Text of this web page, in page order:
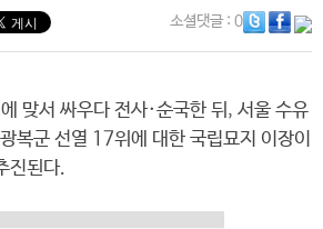
소셜댓글: 0
맞서 싸우다 전사·순국한 뒤, 서울 수유
복군 선열 17위에 대한 국립묘지 이장이
진된다.